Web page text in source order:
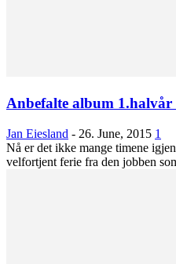
Anbefalte album 1.halvår
Jan Eiesland - 26. June, 2015 1
Nå er det ikke mange timene
velfortjent ferie fra den jobben